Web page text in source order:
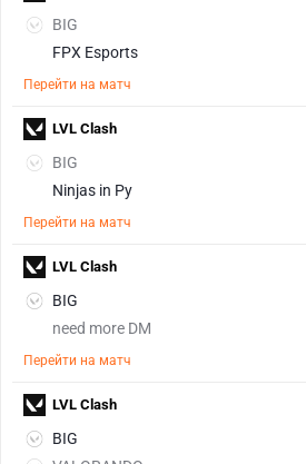
BIG
FPX Esports
Перейти на матч
BIG
Ninjas in Py
Перейти на матч
LVL Clash
BIG
need more DM
Перейти на матч
LVL Clash
BIG
LVL Clash